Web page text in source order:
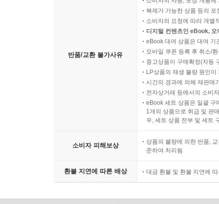
반품/교환 불가사유
복제가 가능한 상품 등의
소비자의 요청에 따라 개별
디지털 컨텐츠인 eBook,
eBook 대여 상품은 대여 기
모바일 쿠폰 등록 후 취소/
중고상품이 구매확정(자동
LP상품의 재생 불량 원인
시간의 경과에 의해 재판매
전자상거래 등에서의 소비
eBook 세트 상품은 일괄 구
1개의 상품으로 취급 및 판
우, 세트 상품 전부 및 세트
소비자 피해보상
상품의 불량에 의한 반품,
준하여 처리됨
환불 지연에 따른 배상 대금 환불 및 환불 지연에